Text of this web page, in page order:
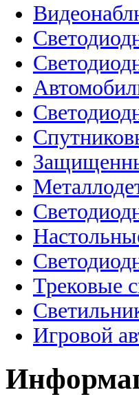
Трековые
Игровой